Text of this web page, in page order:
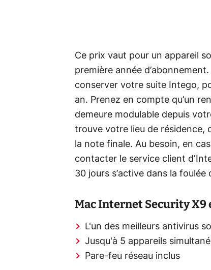
Ce prix vaut pour un appareil
première année
conserver votre suite Intego,
an. Prenez en compte qu’un
demeure modulable depuis
trouve votre lieu de résidence,
la note finale. Au besoin, en
contacter le service client
30 jours s’active dans la
Mac Internet Security X9
L'un des meilleurs antivirus
Jusqu'à 5 appareils
Pare-feu réseau inclus